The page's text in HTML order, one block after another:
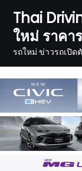
content
Thai
ใหม่ ราคา
รถใหม่ ข่าวรถเปิด